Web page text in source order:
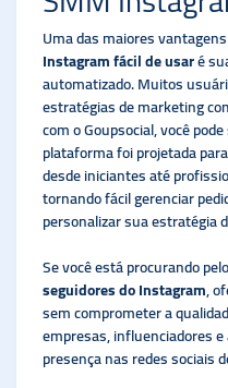
Uma das maiores
Instagram fácil de usaré
automatizado. Muitos
estratégias de marketing
com o Goupsocial, você
plataforma foi projetada
desde iniciantes até
tornando fácil gerenciar
personalizar sua estratégia
Se você está procurando pelo
seguidores do Instagram,
sem comprometer a
empresas, influenciadores
presença nas redes sociais